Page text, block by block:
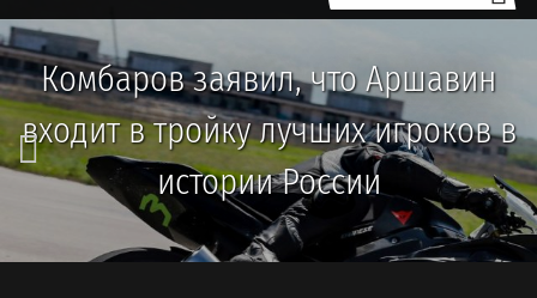
Комбаров заявил, что Аршавин
входит в тройку лучших игроков в
истории России